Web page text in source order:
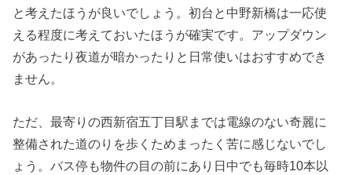
と考えたほうが良いでしょう。初台と中野新橋は一応使
える程度に考えておいたほうが確実です。アップダウン
があったり夜道が暗かったりと日常使いはおすすめでき
ません。
ただ、最寄りの西新宿五丁目駅までは電線のない奇麗に
整備された道のりを歩くためまったく苦に感じないでし
ょう。バス停も物件の目の前にあり日中でも毎時10本以